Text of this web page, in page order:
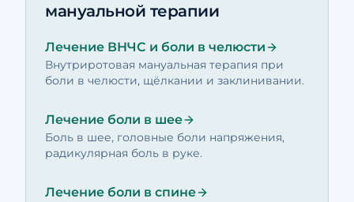
мануальной терапии
Лечение ВНЧС и боли в челюсти
Внутриротовая мануальная терапия при
боли в челюсти, щёлкании и заклинивании.
Лечение боли в шее
Боль в шее, головные боли напряжения,
радикулярная боль в руке.
Лечение боли в спине